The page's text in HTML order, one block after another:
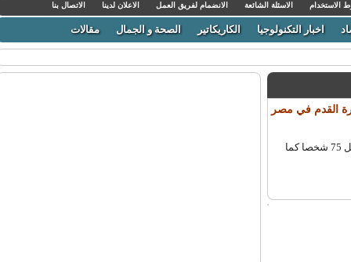
الاسئلة الشائعة الانضمام لفريق العمل الاعلان لدينا الاتصال بنا
اخبار التكنولوجيا الكاريكاتير الصحة و الجمال مقالات
كرة القدم في مصر
قال وكيل وزارة الصحة المصرية هشام شيحة إن تقارير مسعفين أفادت بمقتل 75 شخصا كما